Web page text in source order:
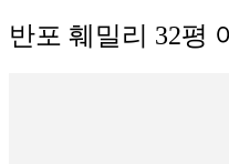
반포 훼밀리 32평